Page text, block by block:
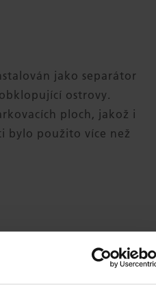
jako separátor
ostrovy.
ploch, jakož i
bylo použito více než